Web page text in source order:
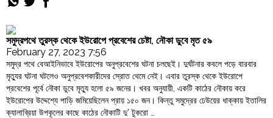
and
Burqa
in
Landmark
Move
to
Counter
সমুদ্রপথে তুরস্ক থেকে ইউরোপে প্রবেশের চেষ্টা, নৌকা ডুবে মৃত ৫৯
February 27, 2023 7:56
সমুদ্র পথে বেআইনিভাবে ইউরোপের অনুপ্রবেশের ঘটনা চলছেই। দুর্ঘটনার কবলে পড়ে বারবার
মৃত্যুর ঘটনা ঘটলেও অনুপ্রবেশকারীদের স্রোত থেমে নেই। এবার তুরস্ক থেকে ইউরোপে
প্রবেশের পূর্বে নৌকা ডুবে মৃত্যু হলো ৫৯ জনের। খবর অনুযায়ী, একটি কাঠের নৌকায় করে
ইউরোপের উদ্দেশ্যে পাড়ি জমিয়েছিলেন প্রায় ১৫০ জন। কিন্তু সমুদ্রের ঢেউয়ের ধাক্কায় ইতালির
ক্যালাব্রিয়া উপকূলের কাছে কাঠের নৌকাটি দু’ টুকরো …